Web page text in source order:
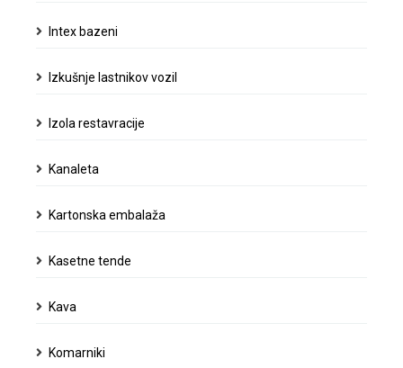
Intex bazeni
Izkušnje lastnikov vozil
Izola restavracije
Kanaleta
Kartonska embalaža
Kasetne tende
Kava
Komarniki